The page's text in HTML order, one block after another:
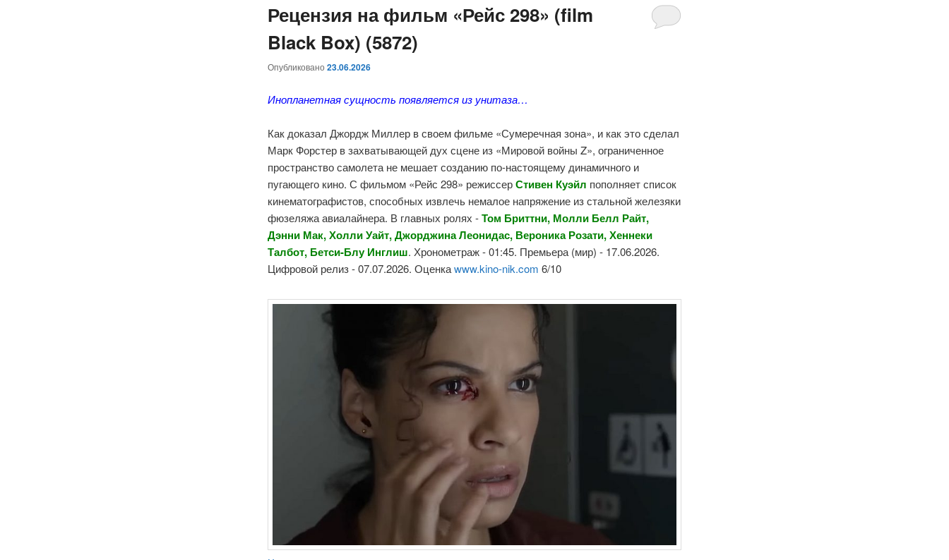
основному
содержимому
дополнительному
содержимому
Рецензия на фильм «Рейс 298» (film
Black Box) (5872)
Опубликовано23.06.2026
Инопланетная сущность появляется из унитаза…
Как доказал Джордж Миллер в своем фильме «Сумеречная зона», и как это сделал
Марк Форстер в захватывающей дух сцене из «Мировой войны Z», ограниченное
пространство самолета не мешает созданию по-настоящему динамичного и
пугающего кино. С фильмом «Рейс 298» режиссерСтивен Куэйл пополняет список
кинематографистов, способных извлечь немалое напряжение из стальной железяки
фюзеляжа авиалайнера. В главных ролях -Том Бриттни, Молли Белл Райт,
Дэнни Мак, Холли Уайт, Джорджина Леонидас, Вероника Розати, Хеннеки
Талбот, Бетси-Блу Инглиш. Хронометраж - 01:45. Премьера (мир) - 17.06.2026.
Цифровой релиз - 07.07.2026. Оценкаwww.kino-nik.com 6/10